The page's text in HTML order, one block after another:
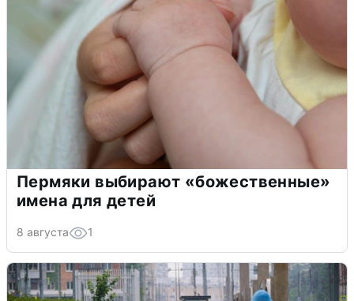
Пермяки выбирают «божественные»
имена для детей
8 августа 1